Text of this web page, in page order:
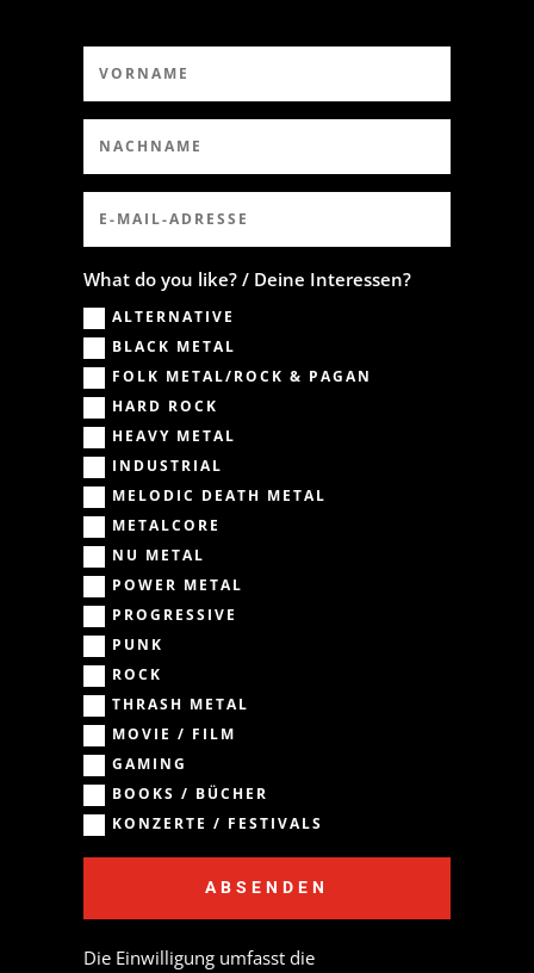
What do you like? / Deine Interessen?
ALTERNATIVE
BLACK METAL
FOLK METAL/ROCK & PAGAN
HARD ROCK
HEAVY METAL
INDUSTRIAL
MELODIC DEATH METAL
METALCORE
NU METAL
POWER METAL
PROGRESSIVE
PUNK
ROCK
THRASH METAL
MOVIE / FILM
GAMING
BOOKS / BÜCHER
KONZERTE / FESTIVALS
ABSENDEN
Die Einwilligung umfasst die